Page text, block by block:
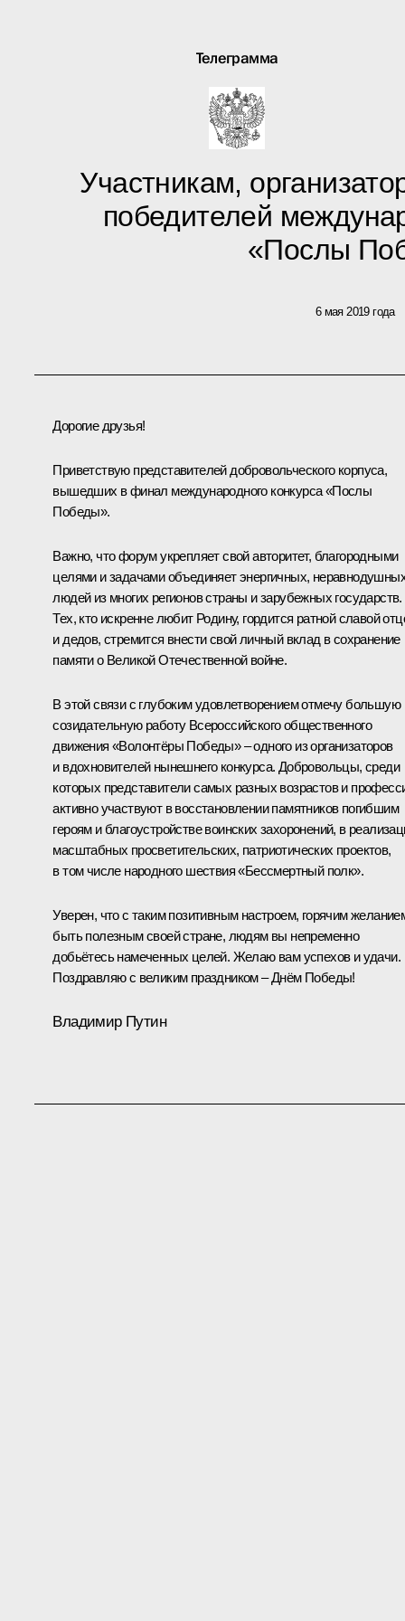
Телеграмма
Участникам,
победителей
«Послы
6 мая 2019 года
Дорогие друзья!
Приветствую представителей добровольческого корпуса,
вышедших в финал международного конкурса «Послы
Победы».
Важно, что форум укрепляет свой авторитет, благородными
целями и задачами объединяет энергичных,
людей из многих регионов страны и зарубежных государств.
Тех, кто искренне любит Родину, гордится ратной славой
и дедов, стремится внести свой личный вклад в сохранение
памяти о Великой Отечественной войне.
В этой связи с глубоким удовлетворением отмечу большую
созидательную работу Всероссийского общественного
движения «Волонтёры Победы» – одного из организаторов
и вдохновителей нынешнего конкурса. Добровольцы, среди
которых представители самых разных возрастов и
активно участвуют в восстановлении памятников погибшим
героям и благоустройстве воинских захоронений, в
масштабных просветительских, патриотических проектов,
в том числе народного шествия «Бессмертный полк».
Уверен, что с таким позитивным настроем, горячим
быть полезным своей стране, людям вы непременно
добьётесь намеченных целей. Желаю вам успехов и удачи.
Поздравляю с великим праздником – Днём Победы!
Владимир Путин